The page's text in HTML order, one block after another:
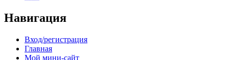
Навигация
Вход/регистрация
Главная
Мой мини-сайт